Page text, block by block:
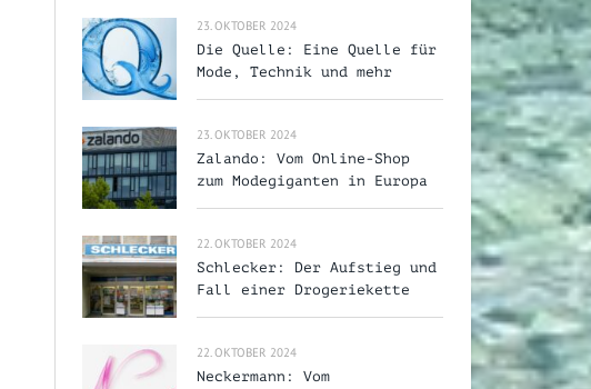
23. OKTOBER 2024
Die Quelle: Eine Quelle für
Mode, Technik und mehr
23. OKTOBER 2024
Zalando: Vom Online-Shop
zum Modegiganten in Europa
22. OKTOBER 2024
Schlecker: Der Aufstieg und
Fall einer Drogeriekette
22. OKTOBER 2024
Neckermann: Vom